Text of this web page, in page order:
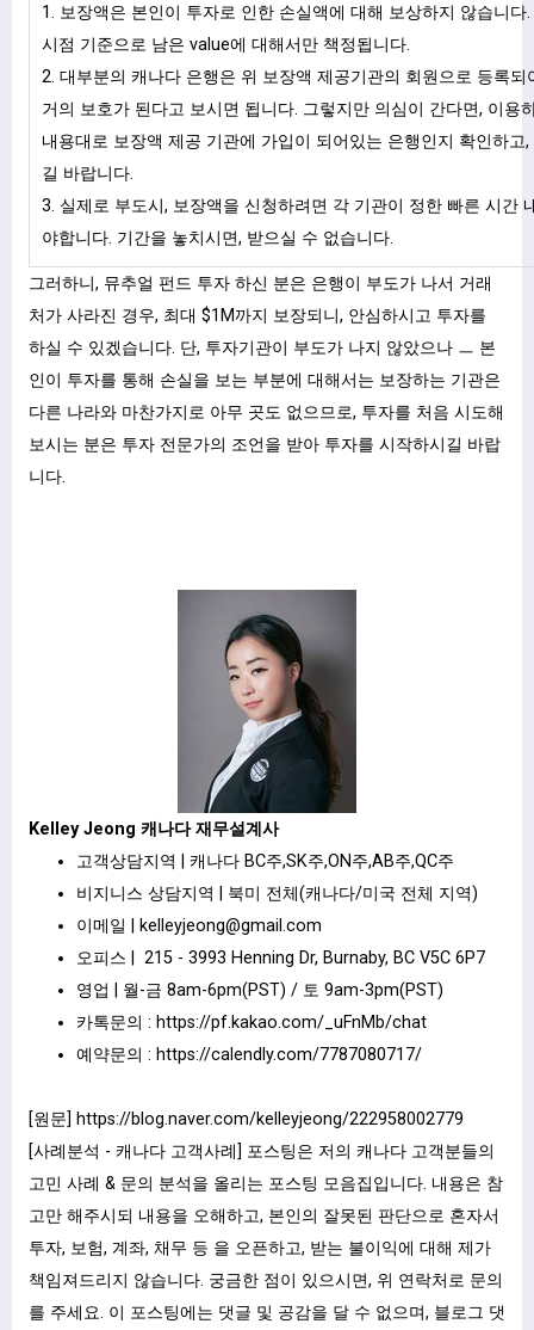
1. 보장액은 본인이 투자로 인한 손실액에 대해 보상하지 않습니다
시점 기준으로 남은 value에 대해서만 책정됩니다.
2. 대부분의 캐나다 은행은 위 보장액 제공기관의 회원으로 등록되
거의 보호가 된다고 보시면 됩니다. 그렇지만 의심이 간다면, 이용
내용대로 보장액 제공 기관에 가입이 되어있는 은행인지 확인하고
길 바랍니다.
3. 실제로 부도시, 보장액을 신청하려면 각 기관이 정한 빠른 시간
야합니다. 기간을 놓치시면, 받으실 수 없습니다.
그러하니, 뮤추얼 펀드 투자 하신 분은 은행이 부도가 나서 거래
처가 사라진 경우, 최대 $1M까지 보장되니, 안심하시고 투자를
하실 수 있겠습니다. 단, 투자기관이 부도가 나지 않았으나 ㅡ 본
인이 투자를 통해 손실을 보는 부분에 대해서는 보장하는 기관은
다른 나라와 마찬가지로 아무 곳도 없으므로, 투자를 처음 시도해
보시는 분은 투자 전문가의 조언을 받아 투자를 시작하시길 바랍
니다.
Kelley Jeong 캐나다 재무설계사
고객상담지역 | 캐나다 BC주,SK주,ON주,AB주,QC주
비지니스 상담지역 | 북미 전체(캐나다/미국 전체 지역)
이메일 |
kelleyjeong@gmail.com
오피스 | 215 - 3993 Henning Dr, Burnaby, BC V5C 6P7
영업 | 월-금 8am-6pm(PST) / 토 9am-3pm(PST)
카톡문의 : https://pf.kakao.com/_uFnMb/chat
예약문의 : https://calendly.com/7787080717/
[원문] https://blog.naver.com/kelleyjeong/222958002779
[사례분석 - 캐나다 고객사례] 포스팅은 저의 캐나다 고객분들의
고민 사례 & 문의 분석을 올리는 포스팅 모음집입니다. 내용은 참
고만 해주시되 내용을 오해하고, 본인의 잘못된 판단으로 혼자서
투자, 보험, 계좌, 채무 등 을 오픈하고, 받는 불이익에 대해 제가
책임져드리지 않습니다. 궁금한 점이 있으시면, 위 연락처로 문의
를 주세요. 이 포스팅에는 댓글 및 공감을 달 수 없으며, 블로그 댓